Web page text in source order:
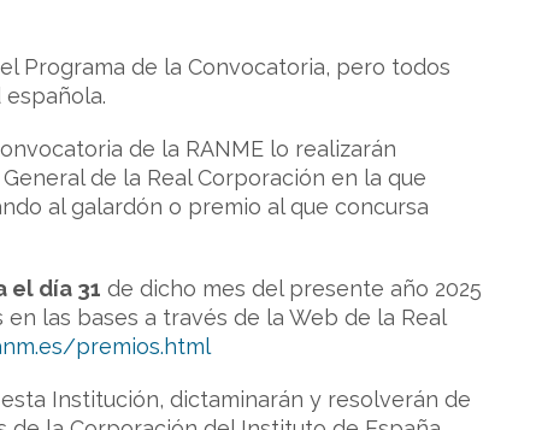
Programa de la Convocatoria, pero todos
de la RANME lo realizarán
de la Real Corporación en la que
al galardón o premio al que concursa
el día 31 de dicho mes del presente año 2025
las bases a través de la Web de la Real
premios.html
Institución, dictaminarán y resolverán de